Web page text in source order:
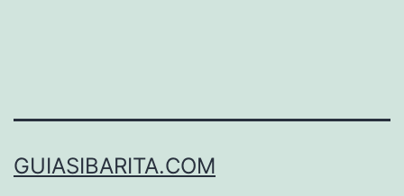
GUIASIBARITA.COM